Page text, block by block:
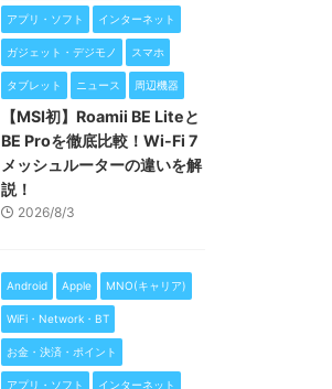
アプリ・ソフト インターネット
ガジェット・デジモノ スマホ
タブレット ニュース 周辺機器
【MSI初】Roamii BE Liteと
BE Proを徹底比較！Wi-Fi 7
メッシュルーターの違いを解
説！
2026/8/3
Android Apple MNO(キャリア)
WiFi・Network・BT
お金・決済・ポイント
アプリ・ソフト インターネット